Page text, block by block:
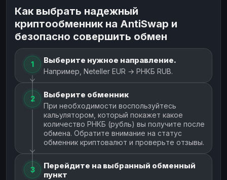
Как выбрать надежный
криптообменник на AntiSwap и
безопасно совершить обмен
1 Выберите нужное направление.
Например, Neteller EUR → РНКБ RUB.
2 Выберите обменник
При необходимости воспользуйтесь
кальулятором, который покажет какое
количество РНКБ (рубль) вы получите после
обмена. Обратите внимание на статус
обменник криптовалют и проверьте отзывы.
3
Перейдите на выбранный обменный
пункт